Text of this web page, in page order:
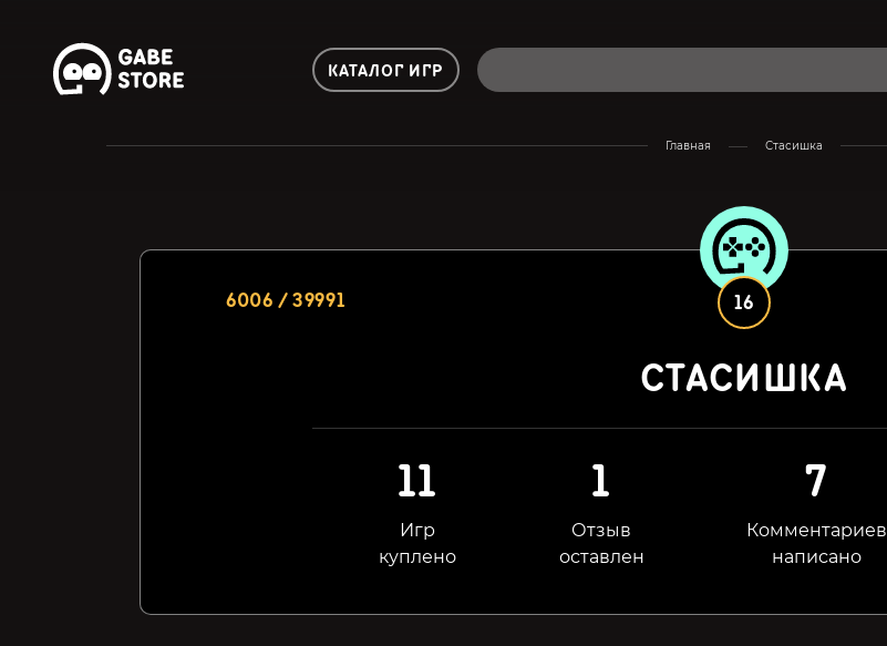
КАТАЛОГ ИГР
Главная Стасишка
6006 / 39991 16
СТАСИШКА
11
Игр
куплено
1
Отзыв
оставлен
7
Комментариев
написано